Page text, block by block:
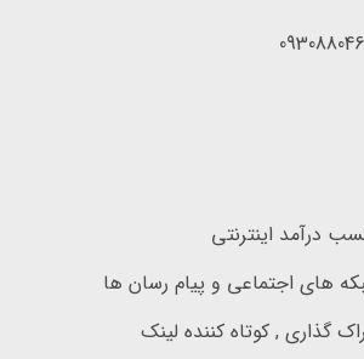
درآمد اینترنتی
های اجتماعی و پیام رسان ها
گذاری , کوتاه کننده لینک